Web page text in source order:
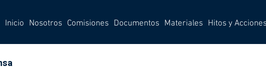
Inicio Nosotros Comisiones Documentos Materiales Hitos y